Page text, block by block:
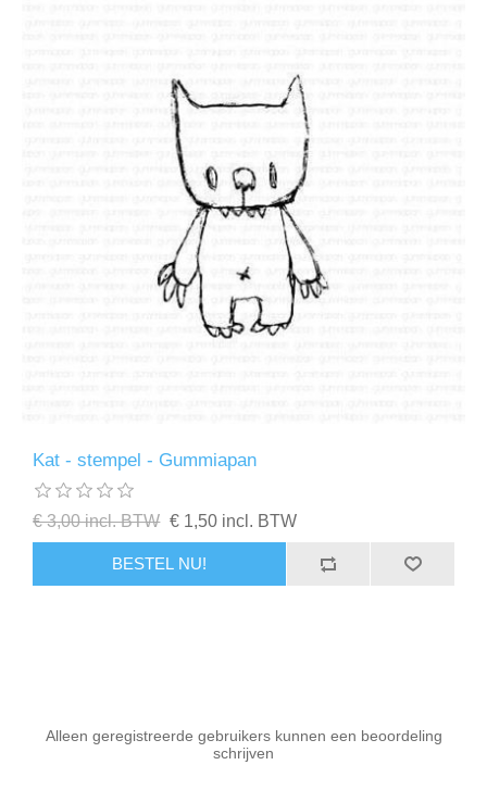
Kat - stempel - Gummiapan
€ 3,00 incl. BTW € 1,50 incl. BTW
BESTEL NU!
Alleen geregistreerde gebruikers kunnen een beoordeling
schrijven